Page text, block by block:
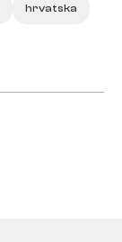
hrvatska